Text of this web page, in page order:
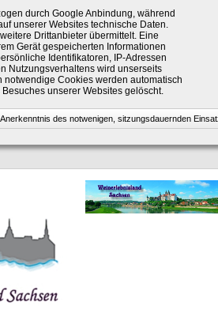
durch Google Anbindung, während
unserer Websites technische Daten.
Drittanbieter übermittelt. Eine
Gerät gespeicherten Informationen
Identifikatoren, IP-Adressen
Nutzungsverhaltens wird unserseits
notwendige Cookies werden automatisch
unserer Websites gelöscht.